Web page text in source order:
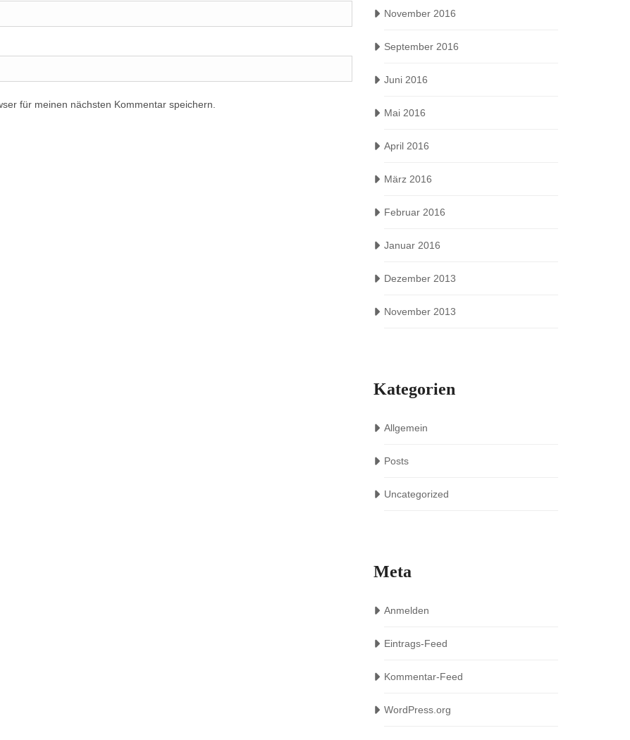
für meinen nächsten Kommentar speichern.
November 2016
September 2016
Juni 2016
Mai 2016
April 2016
März 2016
Februar 2016
Januar 2016
Dezember 2013
November 2013
Kategorien
Allgemein
Posts
Uncategorized
Meta
Anmelden
Eintrags-Feed
Kommentar-Feed
WordPress.org